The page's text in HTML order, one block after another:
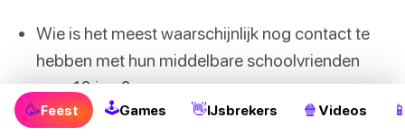
Wie is het meest waarschijnlijk nog contact te
hebben met hun middelbare schoolvrienden
over 10 jaar?
Wie is het meest waarschijnlijk de wereld rond te
🥳Feest 🕹Games 👋IJsbrekers 🍿 Videos